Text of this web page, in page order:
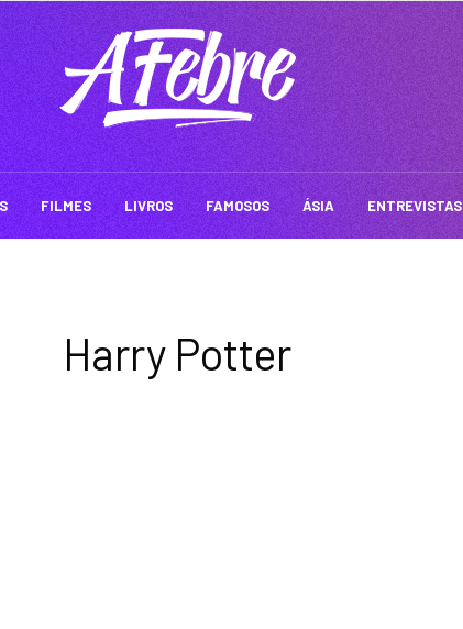
FILMES LIVROS FAMOSOS ÁSIA ENTREVISTAS
Harry Potter